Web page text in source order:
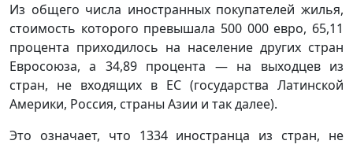
Из общего числа иностранных покупателей жилья,
стоимость которого превышала 500 000 евро, 65,11
процента приходилось на население других стран
Евросоюза, а 34,89 процента — на выходцев из
стран, не входящих в ЕС (государства Латинской
Америки, Россия, страны Азии и так далее).
Это означает, что 1334 иностранца из стран, не